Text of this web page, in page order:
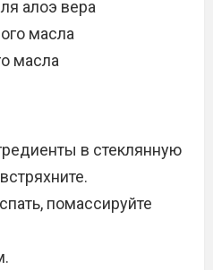
алоэ вера
масла
масла
в стеклянную
помассируйте